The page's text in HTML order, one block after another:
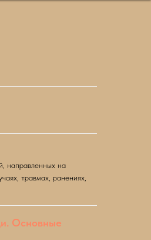
направленных на
травмах, ранениях,
Основные